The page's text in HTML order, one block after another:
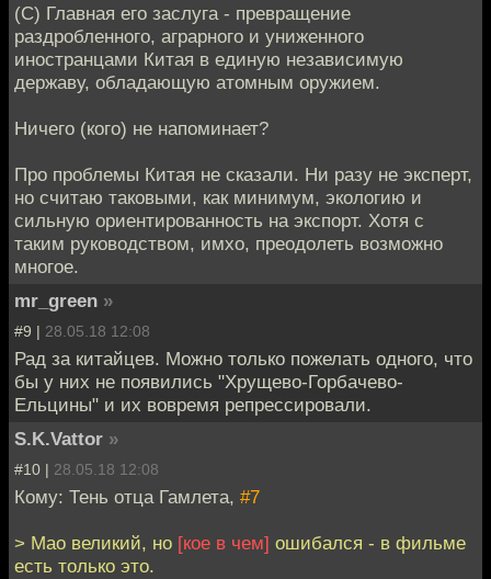
(С) Главная его заслуга - превращение
раздробленного, аграрного и униженного
иностранцами Китая в единую независимую
державу, обладающую атомным оружием.
Ничего (кого) не напоминает?
Про проблемы Китая не сказали. Ни разу не эксперт,
но считаю таковыми, как минимум, экологию и
сильную ориентированность на экспорт. Хотя с
таким руководством, имхо, преодолеть возможно
многое.
mr_green »
#9 | 28.05.18 12:08
Рад за китайцев. Можно только пожелать одного, что
бы у них не появились "Хрущево-Горбачево-
Ельцины" и их вовремя репрессировали.
S.K.Vattor »
#10 | 28.05.18 12:08
Кому: Тень отца Гамлета, #7
> Мао великий, но [кое в чем] ошибался - в фильме
есть только это.